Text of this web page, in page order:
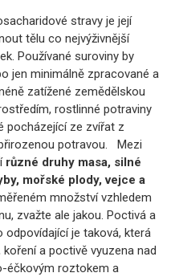
stravy je její
tělu co nejvýživnější
Používané suroviny by
jen minimálně zpracované a
zatížené zemědělskou
rostlinné potraviny
pocházející ze zvířat z
potravou. Mezi
různé druhy masa, silné
mořské plody, vejce a
množství vzhledem
zvažte ale jakou. Poctivá a
je taková, která
a poctivě vyuzena nad
éčkovým roztokem a